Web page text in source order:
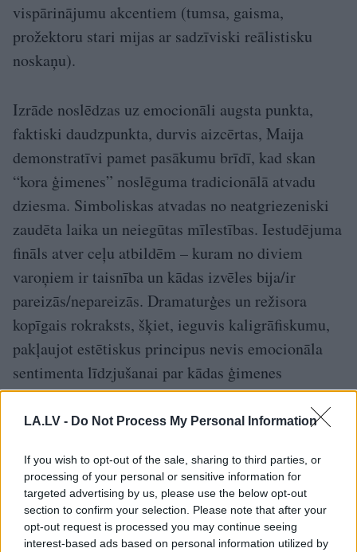
LA.LV - Do Not Process My Personal Information
If you wish to opt-out of the sale, sharing to third parties, or
processing of your personal or sensitive information for
targeted advertising by us, please use the below opt-out
section to confirm your selection. Please note that after your
opt-out request is processed you may continue seeing
interest-based ads based on personal information utilized by
vispārinājumu akcentiem (tumsa, gaisma,
prožektoru stari mijas ar sadzīviski reālistisku
noskaņu).
Izrāde noslēdzas uz emocionāli augsta punkta,
faktiski daudzpunkta, durvis aizcērtas, Maija
demonstratīvi pamet pasākumu brīdī, kad skan
“kora ģimenes” noslēguma tradicionālā atvadu
dziesma. Simboliskas atvadas no neatgriezeniski
zaudēta laika un neiegūtas mīlestības. Iestudējuma
fināls atver ceļu atbildēm – kuram no diviem
varoņiem ir taisnība un kādas izvēles bija/ir
pareizās/nepareizās. Dramaturģes un režisora
kopīgais rokraksts, šķiet, ieguvis kaligrāfiskumu,
pakļaujot estētiskus principus nevis emocionāla
sentimenta līdzjušanai par kādas ģimenes
psiholoģisko pārdzīvojuma gadījumu, bet atverot
tēmu plašāk – kādas izvēles izdarām mēs?
Uzziņa
Rasa Bugavičute-Pēce, “Tēvs klusums”,
iestudējums Liepājas teātrī